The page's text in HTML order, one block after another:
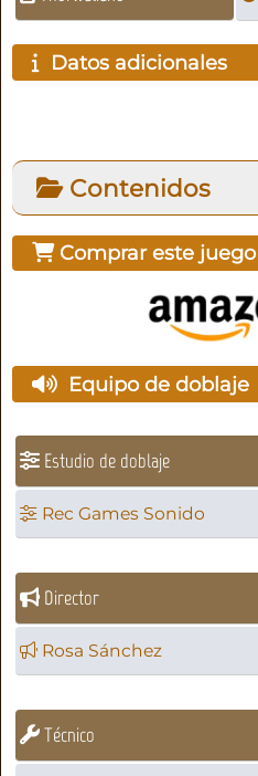
Datos adicionales
Contenidos
Comprar este juego
Equipo de doblaje
Estudio de doblaje
Rec Games Sonido
Director
Rosa Sánchez
Técnico